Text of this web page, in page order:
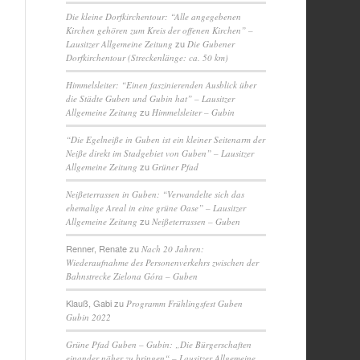
Die kleine Dorfkirchentour: “Alle angegebenen
Kirchen gehören zum Kreis der offenen Kirchen” –
Lausitzer Allgemeine Zeitung zu Die Gubener
Dorfkirchentour (Streckenlänge: ca. 50 km)
Himmelsleiter: “Einen faszinierenden Ausblick über
die Städte Guben und Gubin hat” – Lausitzer
Allgemeine Zeitung zu Himmelsleiter – Gubin
“Die Egelneiße in Guben ist ein kleiner Seitenarm der
Neiße direkt im Stadgebiet von Guben” – Lausitzer
Allgemeine Zeitung zuGrüner Pfad
Neißeterrassen in Guben: “Verwandelte sich das
ehemalige Areal in eine grüne Oase” – Lausitzer
Allgemeine Zeitung zuNeißeterrassen – Guben
Renner, RenatezuNach 20 Jahren:
Wiederaufnahme des Personenverkehrs zwischen der
Bahnstrecke Zielona Góra – Guben
Klauß, Gabizu Programm Frühlingsfest Guben
Gubin 2022
Grüne Pfad Guben – Gubin: „Die Bürgerschaften